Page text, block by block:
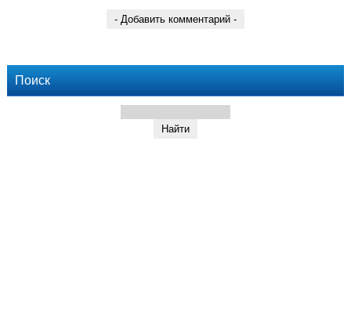
Поиск